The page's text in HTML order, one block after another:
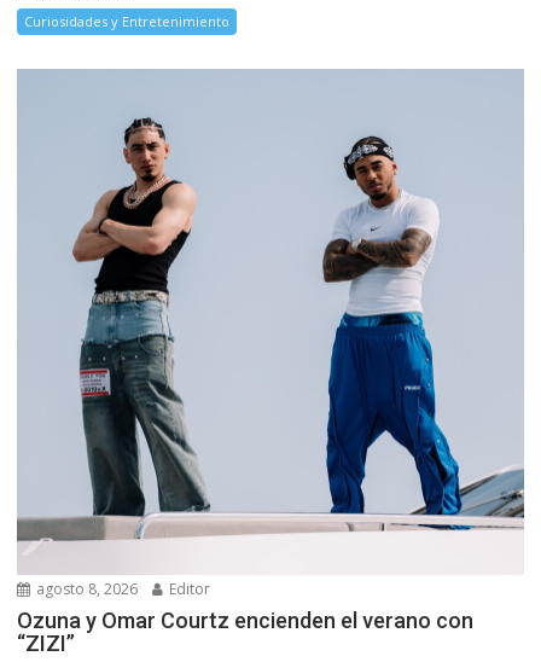
Curiosidades y Entretenimiento
agosto 8, 2026 Editor
Ozuna y Omar Courtz encienden el verano con
“ZIZI”